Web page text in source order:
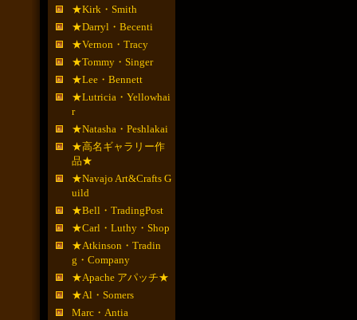
★Kirk・Smith
★Darryl・Becenti
★Vernon・Tracy
★Tommy・Singer
★Lee・Bennett
★Lutricia・Yellowhai
r
★Natasha・Peshlakai
★高名ギャラリー作
品★
★Navajo Art&Crafts G
uild
★Bell・TradingPost
★Carl・Luthy・Shop
★Atkinson・Tradin
g・Company
★Apache アパッチ★
★Al・Somers
Marc・Antia